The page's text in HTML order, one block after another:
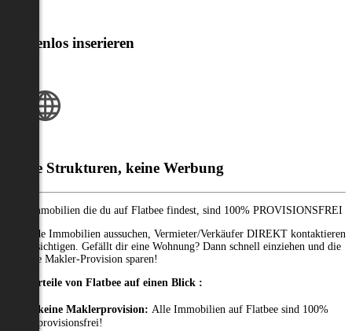
Kostenlos inserieren
Klare Strukturen, keine Werbung
Alle Immobilien die du auf Flatbee findest, sind 100% PROVISIONSFREI
Passende Immobilien aussuchen, Vermieter/Verkäufer DIREKT kontaktieren
und besichtigen. Gefällt dir eine Wohnung? Dann schnell einziehen und die
gesamte Makler-Provision sparen!
Die Vorteile von Flatbee auf einen Blick :
keine Maklerprovision: Alle Immobilien auf Flatbee sind 100%
provisionsfrei!